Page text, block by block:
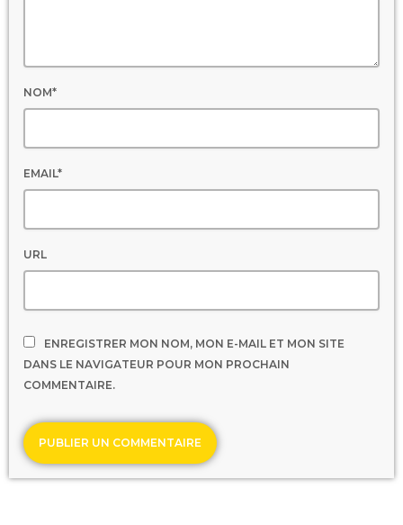
NOM*
EMAIL*
URL
ENREGISTRER MON NOM, MON E-MAIL ET MON SITE
DANS LE NAVIGATEUR POUR MON PROCHAIN
COMMENTAIRE.